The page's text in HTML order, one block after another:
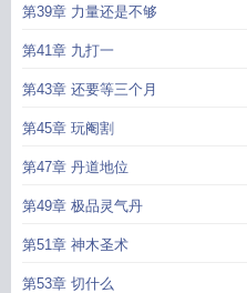
第39章 力量还是不够
第41章 九打一
第43章 还要等三个月
第45章 玩阉割
第47章 丹道地位
第49章 极品灵气丹
第51章 神木圣术
第53章 切什么